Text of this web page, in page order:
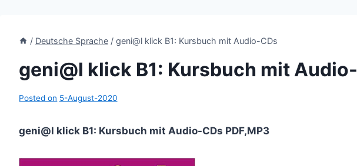
/ Deutsche Sprache / geni@l klick B1: Kursbuch mit Audio-CDs
geni@l klick B1: Kursbuch mit
Posted on 5-August-2020
geni@l klick B1: Kursbuch mit Audio-CDs PDF,MP3